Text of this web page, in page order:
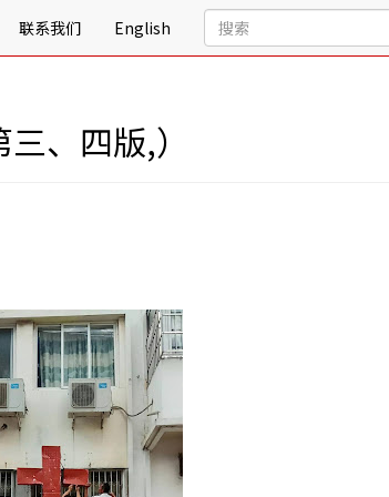
联系我们 English
、四版,）